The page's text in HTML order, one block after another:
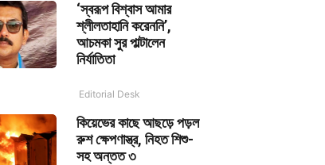
‘স্বরূপ বিশ্বাস আমার
শ্লীলতাহানি করেননি’,
আচমকা সুর পাল্টালেন
নির্যাতিতা
Editorial Desk
কিয়েভের কাছে আছড়ে পড়ল
রুশ ক্ষেপণাস্ত্র, নিহত শিশু-
সহ অন্তত ৩